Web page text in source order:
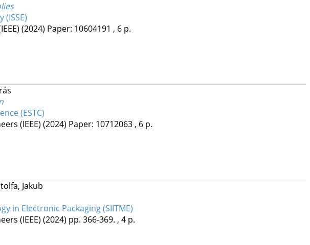
(2024) Paper: 10604191 , 6 p.
(ESTC)
(IEEE) (2024) Paper: 10712063 , 6 p.
Jakub
in Electronic Packaging (SIITME)
(IEEE) (2024) pp. 366-369. , 4 p.